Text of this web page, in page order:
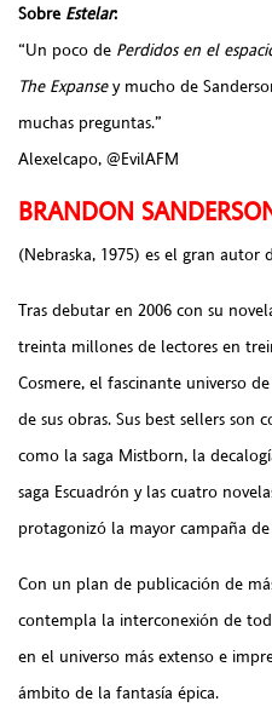
Sobre Estelar:
“Un poco de Perdidos en el
The Expansey mucho de
muchas preguntas.”
Alexelcapo, @EvilAFM
BRANDON
(Nebraska, 1975) es el gran autor
Tras debutar en 2006 con su
treinta millones de lectores en
Cosmere, el fascinante universo
de sus obras. Sus best sellers son
como la saga Mistborn, la
saga Escuadrón y las cuatro
protagonizó la mayor campaña
Con un plan de publicación de
contempla la interconexión de
en el universo más extenso e
ámbito de la fantasía épica.